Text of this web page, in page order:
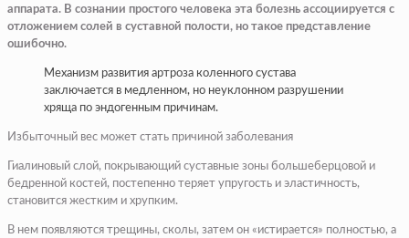
аппарата. В сознании простого человека эта болезнь ассоциируется с
отложением солей в суставной полости, но такое представление
ошибочно.
Механизм развития артроза коленного сустава
заключается в медленном, но неуклонном разрушении
хряща по эндогенным причинам.
Избыточный вес может стать причиной заболевания
Гиалиновый слой, покрывающий суставные зоны большеберцовой и
бедренной костей, постепенно теряет упругость и эластичность,
становится жестким и хрупким.
В нем появляются трещины, сколы, затем он «истирается» полностью, а